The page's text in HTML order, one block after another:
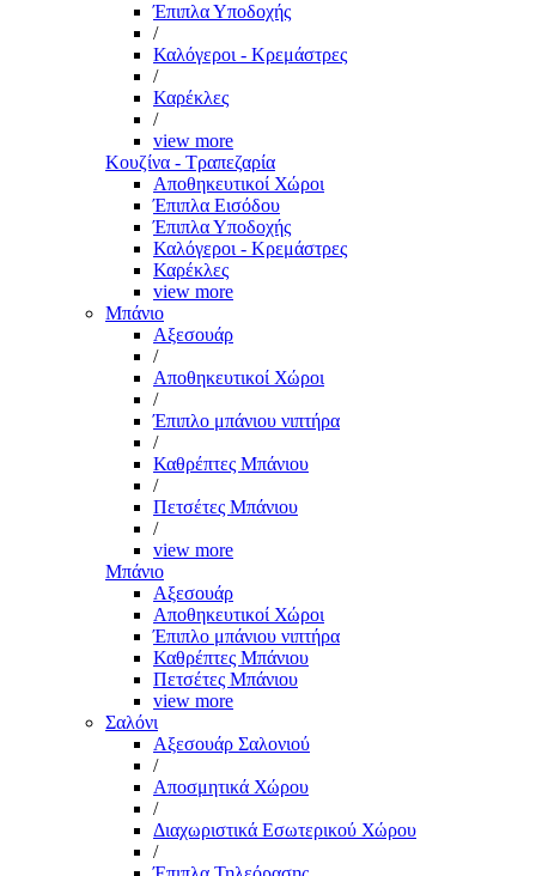
Έπιπλα Υποδοχής
/
Καλόγεροι - Κρεμάστρες
/
Καρέκλες
/
view more
Κουζίνα - Τραπεζαρία
Αποθηκευτικοί Χώροι
Έπιπλα Εισόδου
Έπιπλα Υποδοχής
Καλόγεροι - Κρεμάστρες
Καρέκλες
view more
Μπάνιο
Αξεσουάρ
/
Αποθηκευτικοί Χώροι
/
Έπιπλο μπάνιου νιπτήρα
/
Καθρέπτες Μπάνιου
/
Πετσέτες Μπάνιου
/
view more
Μπάνιο
Αξεσουάρ
Αποθηκευτικοί Χώροι
Έπιπλο μπάνιου νιπτήρα
Καθρέπτες Μπάνιου
Πετσέτες Μπάνιου
view more
Σαλόνι
Αξεσουάρ Σαλονιού
/
Αποσμητικά Χώρου
/
Διαχωριστικά Εσωτερικού Χώρου
/